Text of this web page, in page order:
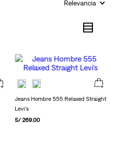
Relevancia
Jeans Hombre 555 Relaxed Straight
Levi's
S/ 269.00